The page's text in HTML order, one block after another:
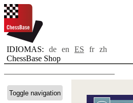
IDIOMAS: de en ES fr zh
ChessBase Shop
Toggle navigation